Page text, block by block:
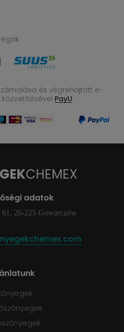
és végrehajtott e-
közvetítésével PayU
CHEMEX
adatok
26-225 Gowarczów